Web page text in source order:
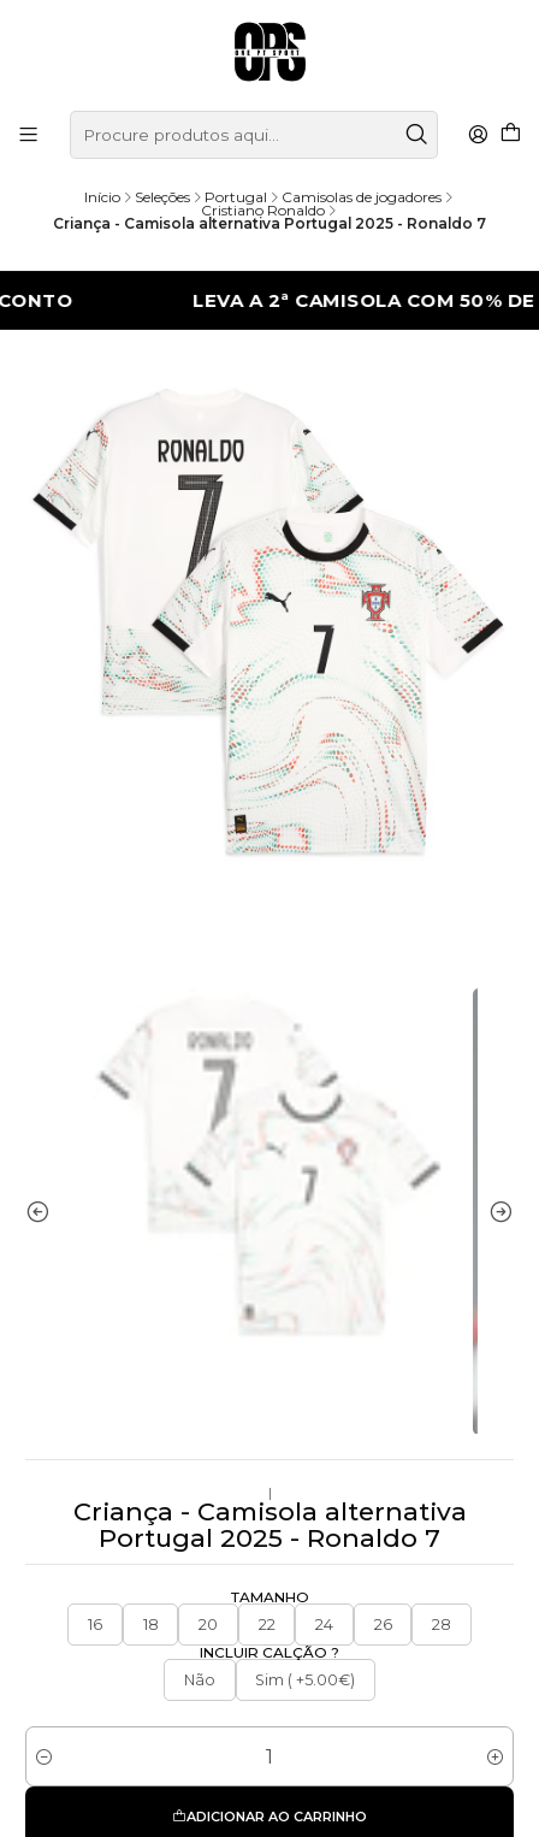
Início Seleções Portugal Camisolas de jogadores
Cristiano Ronaldo
Criança - Camisola alternativa Portugal 2025 - Ronaldo 7
LEVA A 2ª CAMISOLA COM 50% DE
|
Criança - Camisola alternativa
Portugal 2025 - Ronaldo 7
TAMANHO
16
18 20 22 24 26
28
INCLUIR CALÇÃO ?
Não
Sim ( +5.00€)
Quantidade
ADICIONAR AO CARRINHO